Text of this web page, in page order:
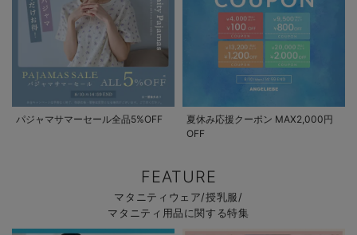
パジャマサマーセール全品5%OFF
夏休み応援クーポン MAX2,000円
OFF
FEATURE
マタニティウェア/授乳服/
マタニティ用品に関する特集